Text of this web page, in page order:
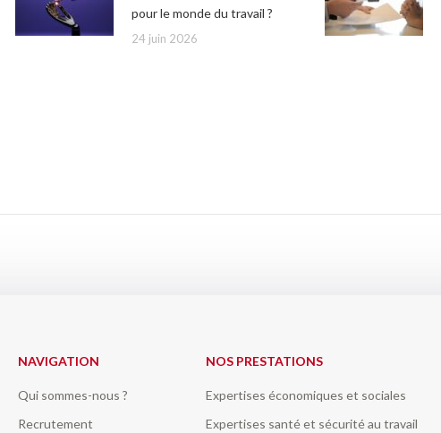
pour le monde du travail ?
24 juin 2026
NAVIGATION
Qui sommes-nous ?
Recrutement
NOS PRESTATIONS
Expertises économiques et sociales
Expertises santé et sécurité au travail